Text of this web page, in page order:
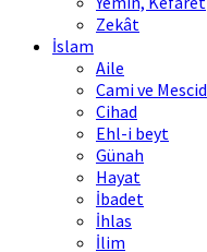
Zekât
İslam
Aile
Cami ve Mescid
Cihad
Ehl-i beyt
Günah
Hayat
İbadet
İhlas
İlim